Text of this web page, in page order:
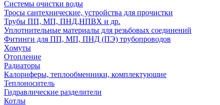
Системы очистки воды
Тросы сантехнические, устройства для прочистки
Трубы ПП, МП, ПНД,НПВХ и др.
Уплотнительные материалы для резьбовых соединений
Фитинги для ПП, МП, ПНД (ПЭ) трубопроводов
Хомуты
Отопление
Радиаторы
Калориферы, теплообменники, комплектующие
Теплоноситель
Гидравлические разделители
Котлы